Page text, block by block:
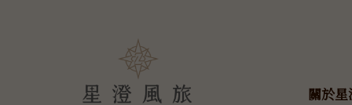
關於星